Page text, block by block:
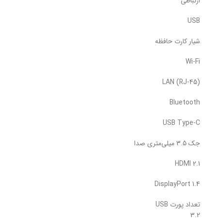
USB
شیار کارت حافظه
Wi-Fi
LAN (RJ-45)
Bluetooth
USB Type-C
جک 3.5 میلی‌متری صدا
HDMI 2.1
DisplayPort 1.4
تعداد پورت USB
3.2